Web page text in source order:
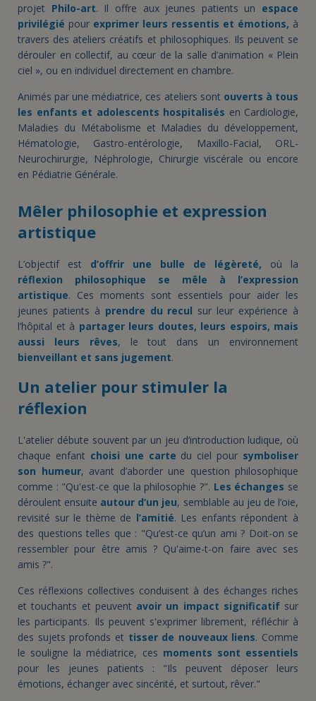
projet Philo-art. Il offre aux jeunes patients un espace
privilégié pour exprimer leurs ressentis et émotions, à
travers des ateliers créatifs et philosophiques. Ils peuvent se
dérouler en collectif, au cœur de la salle d’animation « Plein
ciel », ou en individuel directement en chambre.
Animés par une médiatrice, ces ateliers sont ouverts à tous
les enfants et adolescents hospitalisés en Cardiologie,
Maladies du Métabolisme et Maladies du développement,
Hématologie, Gastro-entérologie, Maxillo-Facial, ORL-
Neurochirurgie, Néphrologie, Chirurgie viscérale ou encore
en Pédiatrie Générale.
Mêler philosophie et expression
artistique
L’objectif est d’offrir une bulle de légèreté, où la
réflexion philosophique se mêle à l’expression
artistique. Ces moments sont essentiels pour aider les
jeunes patients à prendre du recul sur leur expérience à
l’hôpital et à partager leurs doutes, leurs espoirs, mais
aussi leurs rêves, le tout dans un environnement
bienveillant et sans jugement.
Un atelier pour stimuler la
réflexion
L'atelier débute souvent par un jeu d’introduction ludique, où
chaque enfant choisi une carte du ciel pour symboliser
son humeur, avant d’aborder une question philosophique
comme : "Qu'est-ce que la philosophie ?". Les échanges se
déroulent ensuite autour d’un jeu, semblable au jeu de l’oie,
revisité sur le thème de l’amitié. Les enfants répondent à
des questions telles que : "Qu’est-ce qu’un ami ? Doit-on se
ressembler pour être amis ? Qu'aime-t-on faire avec ses
amis ?".
Ces réflexions collectives conduisent à des échanges riches
et touchants et peuvent avoir un impact significatifsur
les participants. Ils peuvent s'exprimer librement, réfléchir à
des sujets profonds et tisser de nouveaux liens. Comme
le souligne la médiatrice, ces moments sont essentiels
pour les jeunes patients : "Ils peuvent déposer leurs
émotions, échanger avec sincérité, et surtout, rêver."